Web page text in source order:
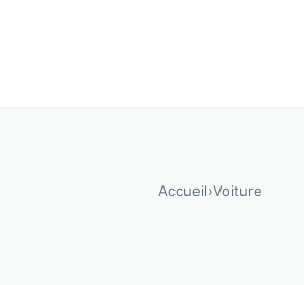
Accueil›Voiture